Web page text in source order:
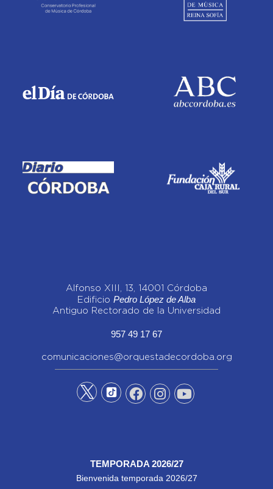
Alfonso XIII, 13, 14001 Córdoba
Edificio Pedro López de Alba
Antiguo Rectorado de la Universidad
957 49 17 67
comunicaciones@orquestadecordoba.org
TEMPORADA 2026/27
Bienvenida temporada 2026/27